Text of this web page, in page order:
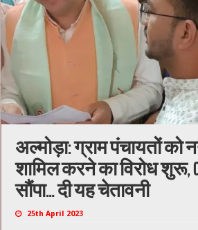
अल्मोड़ा: ग्राम पंचायतों को
शामिल करने का विरोध शुरू,
सौंपा… दी यह चेतावनी
25th April 2023